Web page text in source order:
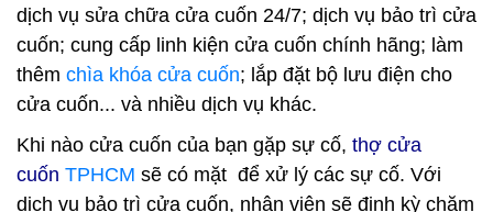
dịch vụ sửa chữa cửa cuốn 24/7; dịch vụ bảo trì cửa
cuốn; cung cấp linh kiện cửa cuốn chính hãng; làm
thêm chìa khóa cửa cuốn; lắp đặt bộ lưu điện cho
cửa cuốn... và nhiều dịch vụ khác.
Khi nào cửa cuốn của bạn gặp sự cố, thợ cửa
cuốn TPHCM sẽ có mặt để xử lý các sự cố. Với
dịch vụ bảo trì cửa cuốn, nhân viên sẽ định kỳ chăm